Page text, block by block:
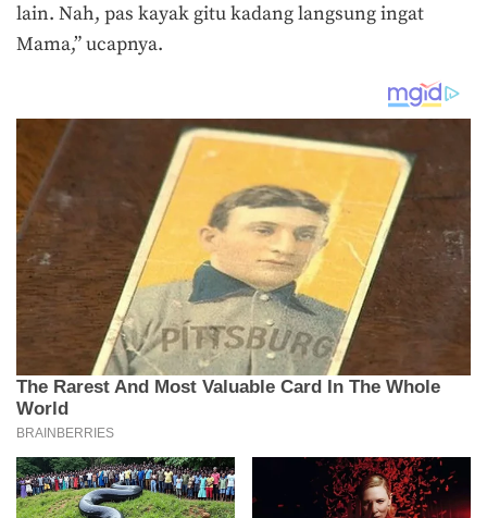
lain. Nah, pas kayak gitu kadang langsung ingat
Mama,” ucapnya.